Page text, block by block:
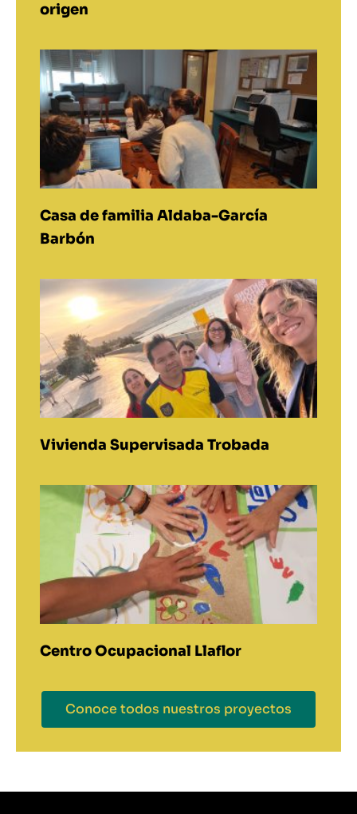
origen
Casa de familia Aldaba-García
Barbón
Vivienda Supervisada Trobada
Centro Ocupacional Llaflor
Conoce todos nuestros proyectos